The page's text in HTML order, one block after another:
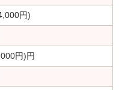
円)
円)円